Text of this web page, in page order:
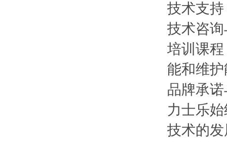
技术支
技术咨
培训课
能和维
品牌承
力士乐
技术的